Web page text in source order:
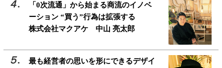
「0次流通」から始まる商流のイノベ
ーション “買う”行為は拡張する
株式会社マクアケ 中山 亮太郎
最も経営者の思いを形にできるデザイ